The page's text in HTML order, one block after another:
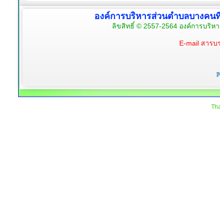
องค์การบริหารส่วนตำบลบางคน
ลิขสิทธิ์ © 2557-2564 องค์การบริ
E-mail สาร